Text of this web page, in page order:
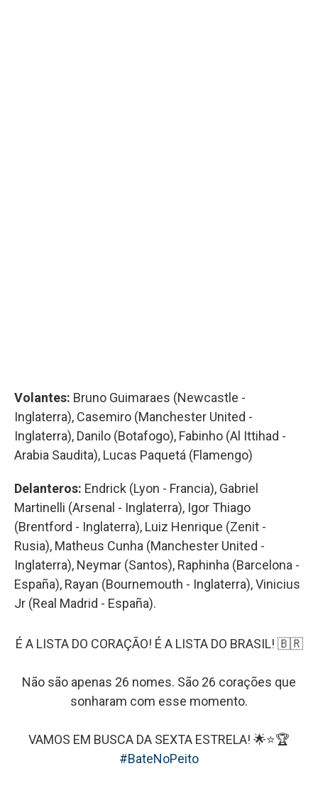
Volantes: Bruno Guimaraes (Newcastle -
Inglaterra), Casemiro (Manchester United -
Inglaterra), Danilo (Botafogo), Fabinho (Al Ittihad -
Arabia Saudita), Lucas Paquetá (Flamengo)
Delanteros: Endrick (Lyon - Francia), Gabriel
Martinelli (Arsenal - Inglaterra), Igor Thiago
(Brentford - Inglaterra), Luiz Henrique (Zenit -
Rusia), Matheus Cunha (Manchester United -
Inglaterra), Neymar (Santos), Raphinha (Barcelona -
España), Rayan (Bournemouth - Inglaterra), Vinicius
Jr (Real Madrid - España).
É A LISTA DO CORAÇÃO! É A LISTA DO BRASIL! 🇧🇷
Não são apenas 26 nomes. São 26 corações que
sonharam com esse momento.
VAMOS EM BUSCA DA SEXTA ESTRELA! 🌟⭐🏆
#BateNoPeito